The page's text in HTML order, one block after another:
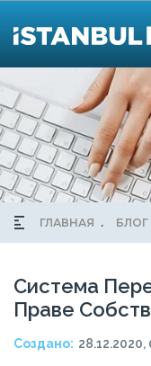
ГЛАВНАЯ БЛОГ
Система
Праве
Создано: 28.12.2020,